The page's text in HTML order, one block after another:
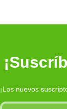
¡Los nuevos